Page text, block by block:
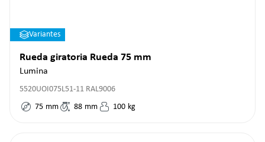
Variantes
Rueda giratoria Rueda 75 mm
Lumina
5520UOI075L51-11 RAL9006
75 mm 88 mm 100 kg